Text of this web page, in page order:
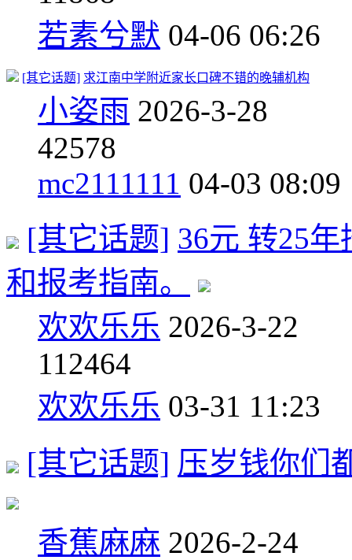
若素兮默 04-06 06:26
[其它话题] 求江南中学附近家长口碑不错的晚辅机构
小姿雨 2026-3-28
42578
mc2111111 04-03 08:09
[其它话题] 36元 转25
和报考指南。
欢欢乐乐 2026-3-22
112464
欢欢乐乐 03-31 11:23
[其它话题] 压岁钱你们
香蕉麻麻 2026-2-24